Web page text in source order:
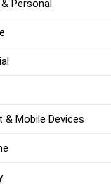
Personal
& Mobile Devices